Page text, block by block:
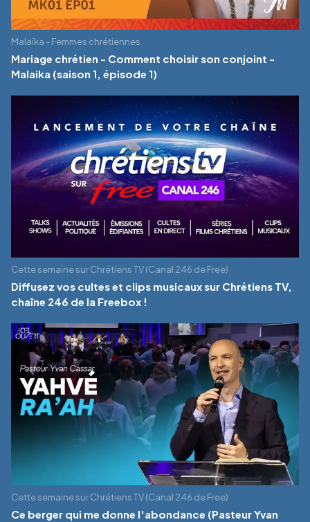
Malaïka - Femmes chrétiennes
Mariage chrétien - Comment choisir son conjoint -
Malaika (saison 1, épisode 1)
Cette semaine sur Chrétiens TV (Canal 246 de Free)
Diffusez vos cultes et clips musicaux sur Chrétiens TV,
chaîne 246 de la Freebox !
Cette semaine sur Chrétiens TV (Canal 246 de Free)
Ce berger qui me donne l'abondance (Pasteur Yvan